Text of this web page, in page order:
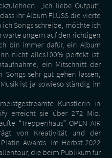
„Ich liebe Output”,
ihr Album FLUSS die vierte
Songs schreibe, möchte ich
ungern auf den richtigen
bin immer dafür, ein Album
nicht alles100% perfekt ist.
ein Mitschnitt der
sehr gut gehen lassen,
ist ja sowieso ständig im
Künstlerin in
erreicht sie über 272 Mio.
“Treppenhaus” OPEN AIR
von Kreativität und der
Awards. Im Herbst 2022
die beim Publikum für